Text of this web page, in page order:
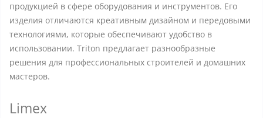
продукцией в сфере оборудования и инструментов. Его
изделия отличаются креативным дизайном и передовыми
технологиями, которые обеспечивают удобство в
использовании. Triton предлагает разнообразные
решения для профессиональных строителей и домашних
мастеров.
Limex